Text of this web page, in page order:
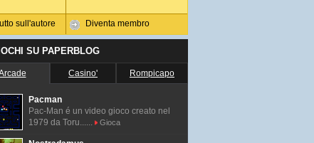
sull'autore Diventa membro
SU PAPERBLOG
Casino' Rompicapo
Pacman
Pac-Man é un video gioco creato nel
1979 da Toru......
Gioca